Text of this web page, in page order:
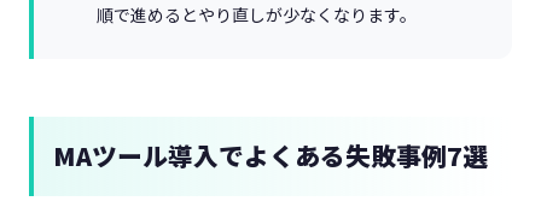
順で進めるとやり直しが少なくなります。
MAツール導入でよくある失敗事例7選